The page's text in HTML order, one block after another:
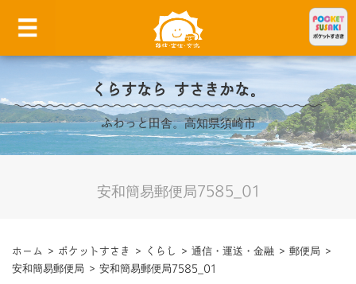
くらすなら すさきかな。
ふわっと田舎。高知県須崎市
安和簡易郵便局7585_01
ホーム > ポケットすさき > くらし > 通信・運送・金融 > 郵便局 >
安和簡易郵便局 > 安和簡易郵便局7585_01